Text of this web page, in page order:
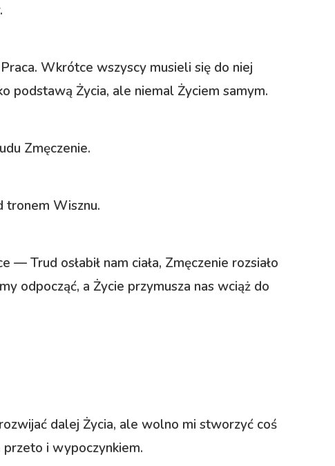
Wkrótce wszyscy musieli się do niej
podstawą Życia, ale niemal Życiem samym.
Zmęczenie.
tronem Wisznu.
Trud osłabił nam ciała, Zmęczenie rozsiało
odpocząć, a Życie przymusza nas wciąż do
dalej Życia, ale wolno mi stworzyć coś
i wypoczynkiem.